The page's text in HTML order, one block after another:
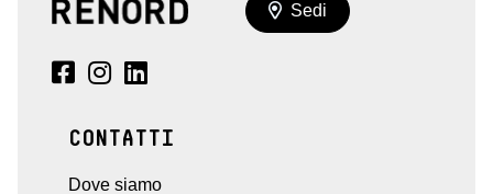
Sedi
CONTATTI
Dove siamo